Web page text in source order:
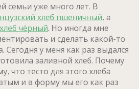
семьи уже много лет. В
хлеб пшеничный, а
хлеб чёрный. Но иногда мне
и сделать какой-то
Сегодня у меня как раз выдался
заливной хлеб. Почему
что тесто для этого хлеба
и в форму мы его как раз